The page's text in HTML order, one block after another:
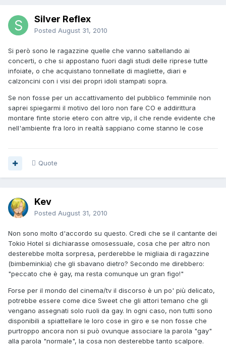
Silver Reflex
Posted August 31, 2010
Si però sono le ragazzine quelle che vanno saltellando ai
concerti, o che si appostano fuori dagli studi delle riprese tutte
infoiate, o che acquistano tonnellate di magliette, diari e
calzoncini con i visi dei propri idoli stampati sopra.
Se non fosse per un accattivamento del pubblico femminile non
saprei spiegarmi il motivo del loro non fare CO e addirittura
montare finte storie etero con altre vip, il che rende evidente che
nell'ambiente fra loro in realtà sappiano come stanno le cose
Quote
Kev
Posted August 31, 2010
Non sono molto d'accordo su questo. Credi che se il cantante dei
Tokio Hotel si dichiarasse omosessuale, cosa che per altro non
desterebbe molta sorpresa, perderebbe le migliaia di ragazzine
(bimbeminkia) che gli sbavano dietro? Secondo me direbbero:
"peccato che è gay, ma resta comunque un gran figo!"
Forse per il mondo del cinema/tv il discorso è un po' più delicato,
potrebbe essere come dice Sweet che gli attori temano che gli
vengano assegnati solo ruoli da gay. In ogni caso, non tutti sono
disponibili a spiattellare le loro cose in giro e se non fosse che
purtroppo ancora non si può ovunque associare la parola "gay"
alla parola "normale", la cosa non desterebbe tanto scalpore.